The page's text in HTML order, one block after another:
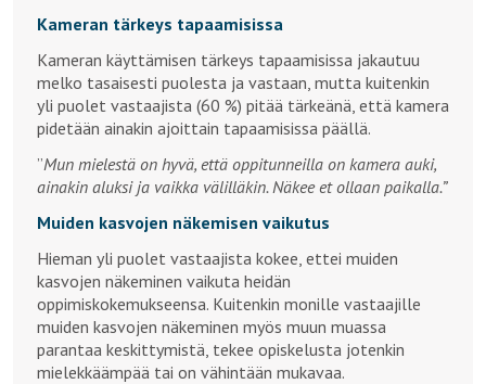
Kameran tärkeys tapaamisissa
Kameran käyttämisen tärkeys tapaamisissa jakautuu
melko tasaisesti puolesta ja vastaan, mutta kuitenkin
yli puolet vastaajista (60 %) pitää tärkeänä, että kamera
pidetään ainakin ajoittain tapaamisissa päällä.
”Mun mielestä on hyvä, että oppitunneilla on kamera auki,
ainakin aluksi ja vaikka välilläkin. Näkee et ollaan paikalla.”
Muiden kasvojen näkemisen vaikutus
Hieman yli puolet vastaajista kokee, ettei muiden
kasvojen näkeminen vaikuta heidän
oppimiskokemukseensa. Kuitenkin monille vastaajille
muiden kasvojen näkeminen myös muun muassa
parantaa keskittymistä, tekee opiskelusta jotenkin
mielekkäämpää tai on vähintään mukavaa.